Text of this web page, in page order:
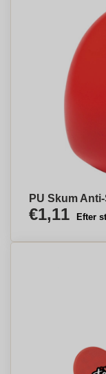
PU Skum
€1,11 Efter